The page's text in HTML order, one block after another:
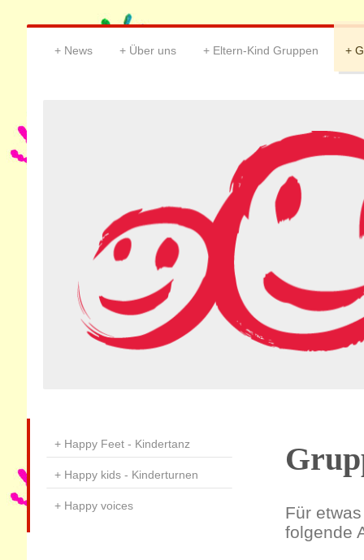
News Über uns Eltern-Kind Gruppen
Für
folgende
Happy Feet - Kindertanz
Happy kids - Kinderturnen
Happy voices